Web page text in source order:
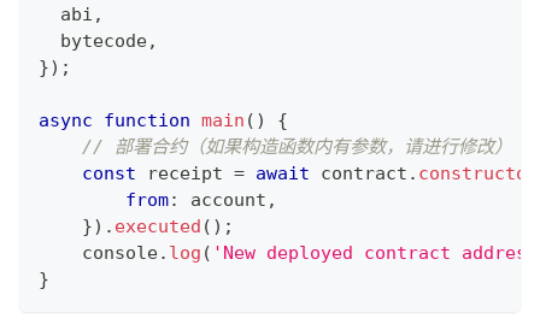
  abi
,
  bytecode
,
}) ;
async function main ( )
{
// 部署合约（如果构造函数内有参数，请进行修改）
const receipt = await contract . constructor
from: account ,
}) . executed ( ) ;
console. log ( 'New deployed contract
}